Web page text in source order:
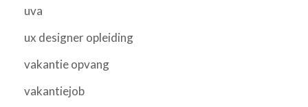
uva
ux designer opleiding
vakantie opvang
vakantiejob